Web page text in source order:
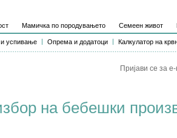
успивање Опрема и додатоци Калкулатор на
Мамичка по породувањето Семеен живот
Пријави се за
на бебешки